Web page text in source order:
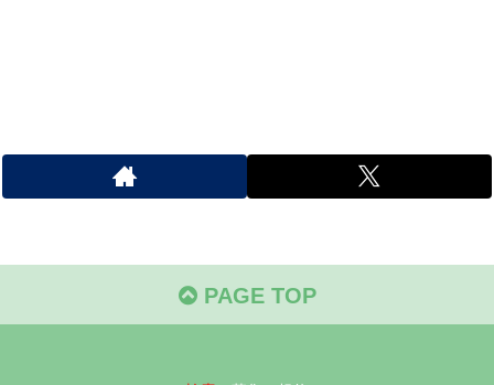
PAGE TOP